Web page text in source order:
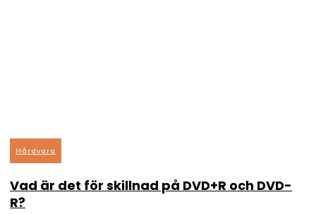
Hårdvara
Vad är det för skillnad på DVD+R och DVD-
R?